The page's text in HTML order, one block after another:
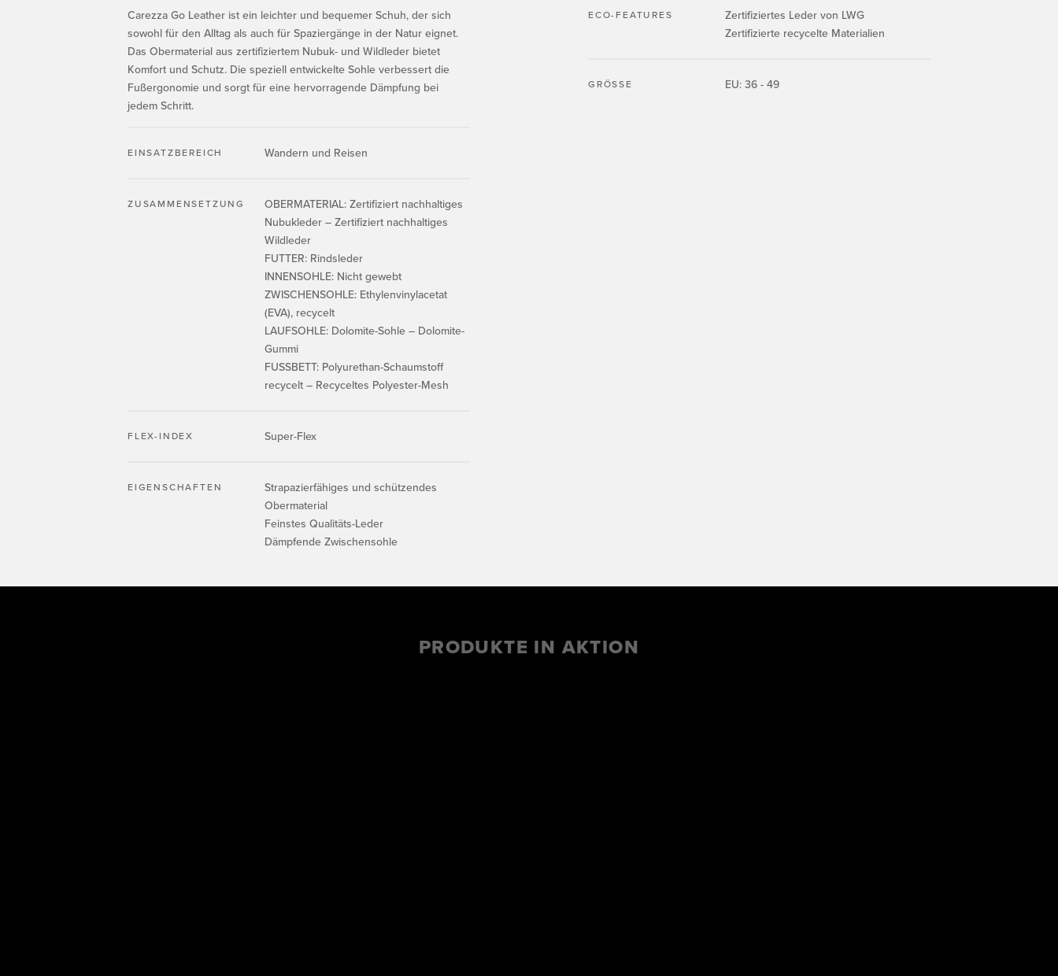
Carezza Go Leather ist ein leichter und bequemer Schuh, der sich
sowohl für den Alltag als auch für Spaziergänge in der Natur eignet.
Das Obermaterial aus zertifiziertem Nubuk- und Wildleder bietet
Komfort und Schutz. Die speziell entwickelte Sohle verbessert die
Fußergonomie und sorgt für eine hervorragende Dämpfung bei
jedem Schritt.
EINSATZBEREICH Wandern und Reisen
ZUSAMMENSETZUNG
OBERMATERIAL: Zertifiziert nachhaltiges
Nubukleder – Zertifiziert nachhaltiges
Wildleder
FUTTER: Rindsleder
INNENSOHLE: Nicht gewebt
ZWISCHENSOHLE: Ethylenvinylacetat
(EVA), recycelt
LAUFSOHLE: Dolomite-Sohle – Dolomite-
Gummi
FUSSBETT: Polyurethan-Schaumstoff
recycelt – Recyceltes Polyester-Mesh
FLEX-INDEX Super-Flex
EIGENSCHAFTEN
Strapazierfähiges und schützendes
Obermaterial
Feinstes Qualitäts-Leder
Dämpfende Zwischensohle
ECO-FEATURES
Zertifiziertes Leder von LWG
Zertifizierte recycelte Materialien
GRÖSSE EU: 36 - 49
PRODUKTE IN AKTION